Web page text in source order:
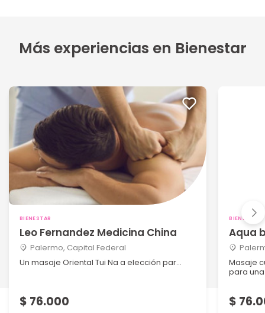
Más experiencias en Bienestar
BIENESTAR
Leo Fernandez Medicina China
Palermo, Capital Federal
Un masaje Oriental Tui Na a elección par...
$ 76.000
BIENESTAR
Aqua
Masaje
para
$